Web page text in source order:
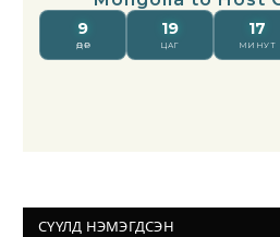
СҮҮЛД НЭМЭГДСЭН